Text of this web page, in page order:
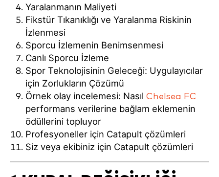
Yaralanmanın Maliyeti
Fikstür Tıkanıklığı ve Yaralanma Riskinin
İzlenmesi
Sporcu İzlemenin Benimsenmesi
Canlı Sporcu İzleme
Spor Teknolojisinin Geleceği: Uygulayıcılar
için Zorlukların Çözümü
Örnek olay incelemesi: Nasıl Chelsea FC
performans verilerine bağlam eklemenin
ödüllerini topluyor
Profesyoneller için Catapult çözümleri
Siz veya ekibiniz için Catapult çözümleri